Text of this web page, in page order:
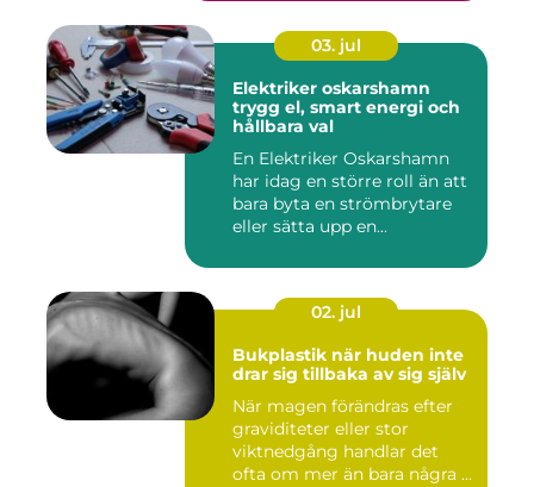
03. jul
Elektriker oskarshamn
trygg el, smart energi och
hållbara val
En Elektriker Oskarshamn
har idag en större roll än att
bara byta en strömbrytare
eller sätta upp en...
02. jul
Bukplastik när huden inte
drar sig tillbaka av sig själv
När magen förändras efter
graviditeter eller stor
viktnedgång handlar det
ofta om mer än bara några ...